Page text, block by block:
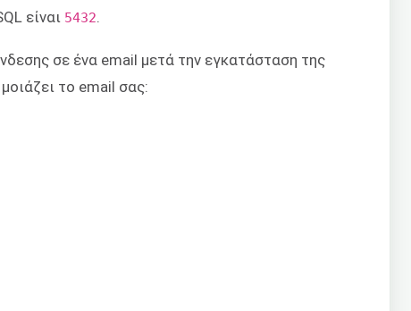
είναι 5432
σε ένα email μετά την εγκατάσταση της
το email σας: